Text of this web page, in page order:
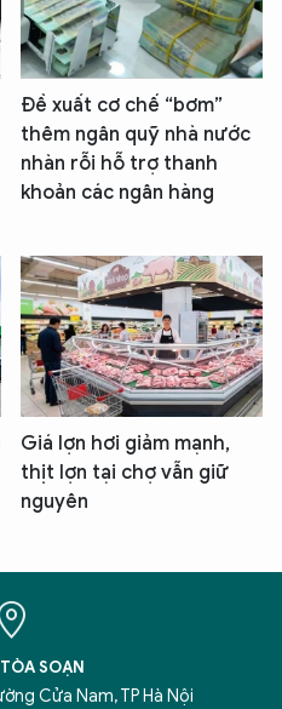
Đề xuất cơ chế “bơm”
thêm ngân quỹ nhà nước
nhàn rỗi hỗ trợ thanh
khoản các ngân hàng
Giá lợn hơi giảm mạnh,
thịt lợn tại chợ vẫn giữ
nguyên
SOẠN
Cửa Nam, TP Hà Nội